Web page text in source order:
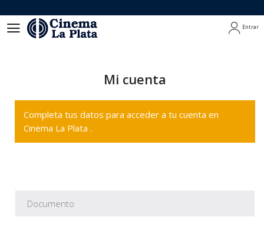
Entrar
Mi cuenta
Completa tus datos para acceder a tu cuenta en
Cinema La Plata .